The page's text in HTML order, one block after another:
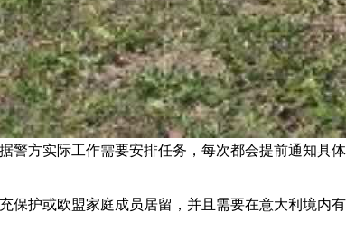
方实际工作需要安排任务，每次都会提前通知
护或欧盟家庭成员居留，并且需要在意大利境